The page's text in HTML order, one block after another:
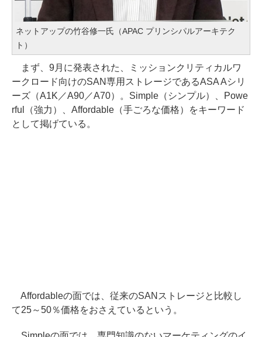
ネットアップの竹谷修一氏（APAC プリンシパルアーキテク
ト）
まず、9月に発表された、ミッションクリティカルワ
ークロード向けのSAN専用ストレージであるASA Aシリ
ーズ（A1K／A90／A70）。Simple（シンプル）、Powe
rful（強力）、Affordable（手ごろな価格）をキーワード
として掲げている。
Affordableの面では、従来のSANストレージと比較し
て25～50％価格をおさえているという。